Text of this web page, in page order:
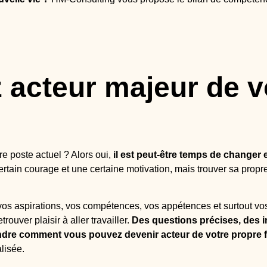
majeur de
poste actuel ? Alors oui, il est peut-être temps de changer
courage et une certaine motivation, mais trouver sa
aspirations, vos compétences, vos appétences et surtout
plaisir à aller travailler. Des questions précises, des
comment vous pouvez devenir acteur de votre propre